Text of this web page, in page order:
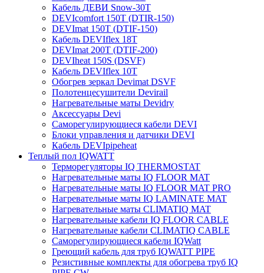
Кабель ДЕВИ Snow-30T
DEVIcomfort 150T (DTIR-150)
DEVImat 150T (DTIF-150)
Кабель DEVIflex 18T
DEVImat 200T (DTIF-200)
DEVIheat 150S (DSVF)
Кабель DEVIflex 10T
Обогрев зеркал Devimat DSVF
Полотенцесушители Devirail
Нагревательные маты Devidry
Аксессуары Devi
Саморегулирующиеся кабели DEVI
Блоки управления и датчики DEVI
Кабель DEVIpipeheat
Теплый пол IQWATT
Терморегуляторы IQ THERMOSTAT
Нагревательные маты IQ FLOOR MAT
Нагревательные маты IQ FLOOR MAT PRO
Нагревательные маты IQ LAMINATE MAT
Нагревательные маты CLIMATIQ MAT
Нагревательные кабели IQ FLOOR CABLE
Нагревательные кабели CLIMATIQ CABLE
Саморегулирующиеся кабели IQWatt
Греющий кабель для труб IQWATT PIPE
Резистивные комплекты для обогрева труб IQ